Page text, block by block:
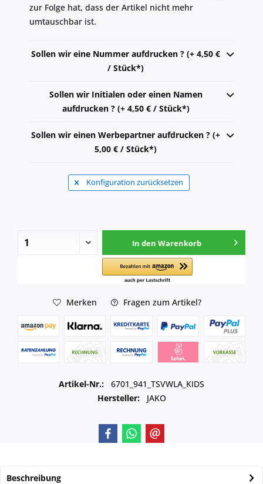
zur Folge hat, dass der Artikel nicht mehr
umtauschbar ist.
Sollen wir eine Nummer aufdrucken ? (+ 4,50 €
/ Stück*)
Sollen wir Initialen oder einen Namen
aufdrucken ? (+ 4,50 € / Stück*)
Sollen wir einen Werbepartner aufdrucken ? (+
5,00 € / Stück*)
Konfiguration zurücksetzen
In den Warenkorb
Merken Fragen zum Artikel?
Artikel-Nr.:
6701_941_TSVWLA_KIDS
Hersteller:
JAKO
Beschreibung